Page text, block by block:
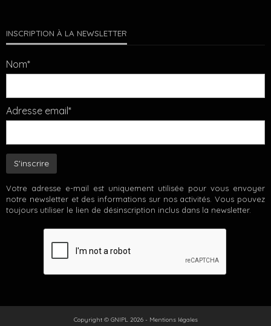
INSCRIPTION À LA NEWSLETTER
Nom*
Adresse email*
Votre adresse e-mail est uniquement utilisée pour vous envoyer
notre newsletter et des informations sur nos activités. Vous pouvez
toujours utiliser le lien de désinscription inclus dans la newsletter.
Copyright © GNIPL 2026 - Mentions légales